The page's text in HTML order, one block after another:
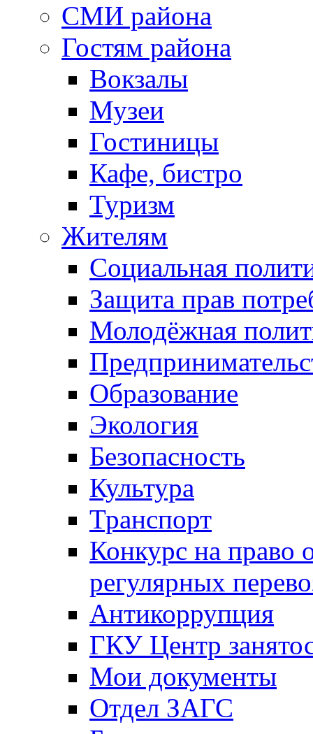
СМИ района
Гостям района
Вокзалы
Музеи
Гостиницы
Кафе, бистро
Туризм
Жителям
Социальная
Защита прав
Молодёжная
Образование
Экология
Безопасность
Культура
Транспорт
Конкурс на право
регулярных
Антикоррупция
ГКУ Центр
Мои документы
Отдел ЗАГС